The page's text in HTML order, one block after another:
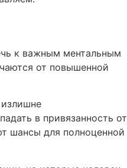
к важным ментальным
от повышенной
в привязанность от
шансы для полноценной